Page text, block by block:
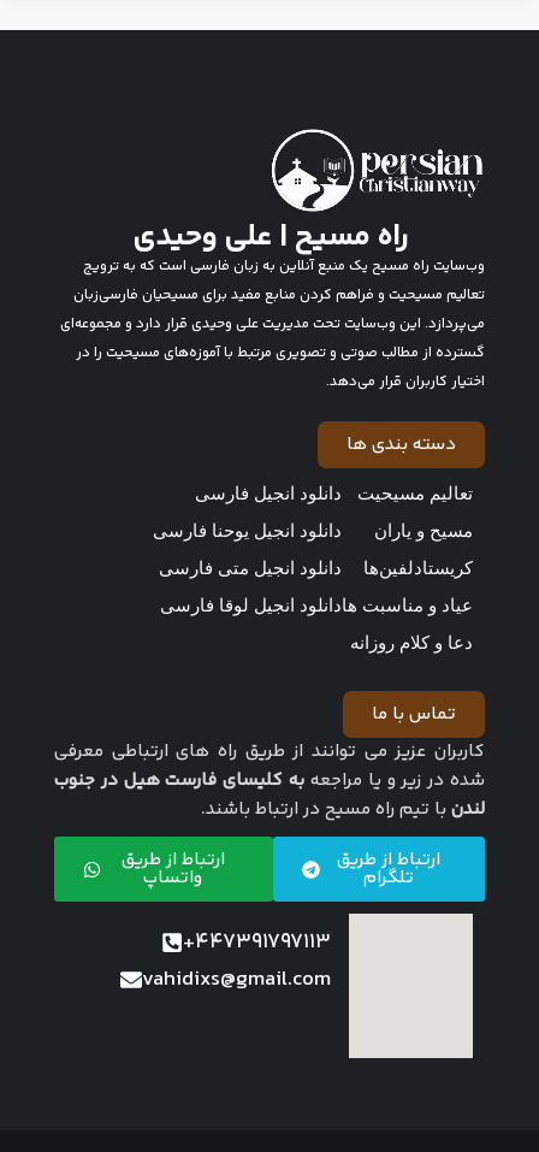
راه مسیح | علی وحیدی
وب‌سایت راه مسیح یک منبع آنلاین به زبان فارسی است که به ترویج
تعالیم مسیحیت و فراهم کردن منابع مفید برای مسیحیان فارسی‌زبان
می‌پردازد. این وب‌سایت تحت مدیریت علی وحیدی قرار دارد و مجموعه‌ای
گسترده از مطالب صوتی و تصویری مرتبط با آموزه‌های مسیحیت را در
اختیار کاربران قرار می‌دهد.
دسته بندی ها
تعالیم مسیحیت
مسیح و یاران
کریستادلفین‌ها
عیاد و مناسبت ها
دعا و کلام روزانه
دانلود انجیل فارسی
دانلود انجیل یوحنا فارسی
دانلود انجیل متی فارسی
دانلود انجیل لوقا فارسی
تماس با ما
کاربران عزیز می توانند از طریق راه های ارتباطی معرفی
شده در زیر و یا مراجعه به کلیسای فارست هیل در جنوب
لندن با تیم راه مسیح در ارتباط باشند.
ارتباط از طریق
تلگرام
ارتباط از طریق
واتساپ
447391797113+
vahidixs@gmail.com